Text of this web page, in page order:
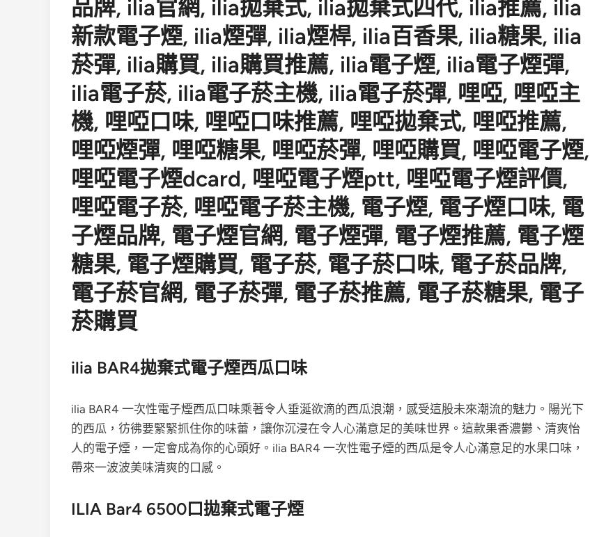
ilia BAR4拋棄式電子煙西瓜口味
ilia BAR4 一次性電子煙西瓜 口味乘著令人垂涎欲滴的西瓜浪潮，感受這股未來潮流的魅力。陽光下
的西瓜，彷彿要緊緊抓住你的味蕾，讓你沉浸在令人心滿意足的美味世界。這款果香濃鬱、清爽怡
人的電子煙，一定會成為你的心頭好。 ilia BAR4 一次性電子煙的西瓜是令人心滿意足的水果口味，
帶來一波波美味清爽的口感。
ILIA Bar4 6500口拋棄式電子煙